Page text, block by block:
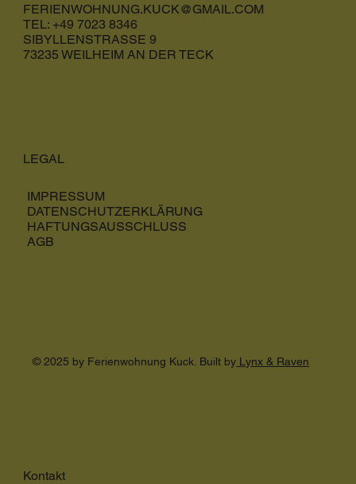
FERIENWOHNUNG.KUCK@GMAIL.COM
TEL: +49 7023 8346
SIBYLLENSTRASSE 9
73235 WEILHEIM AN DER TECK
LEGAL
IMPRESSUM
DATENSCHUTZERKLÄRUNG
HAFTUNGSAUSSCHLUSS
AGB
© 2025 by Ferienwohnung Kuck. Built by Lynx & Raven
Kontakt